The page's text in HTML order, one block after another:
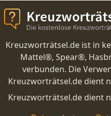
Kreuzworträtsel.de ist in
Mattel®, Spear®,
verbunden. Die
Kreuzworträtsel.de dient
Kreuzworträtsel.de dient